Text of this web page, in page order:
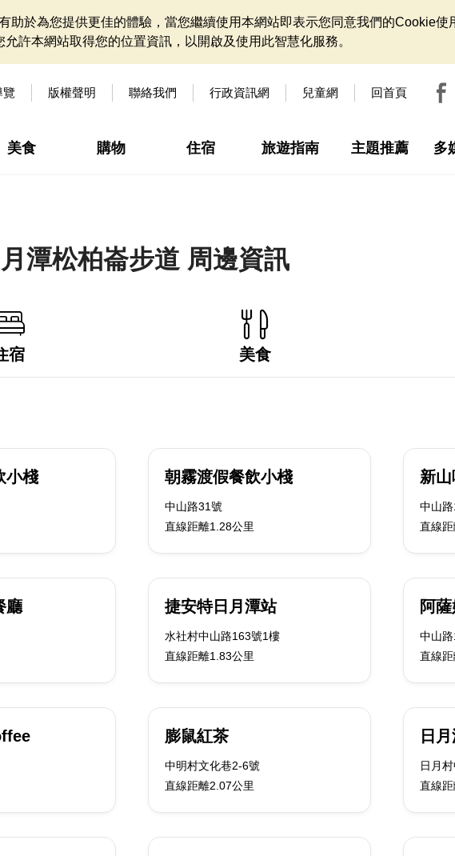
於為您提供更佳的體驗，當您繼續使用本網站即表示您同意我們的Cookie使
許本網站取得您的位置資訊，以開啟及使用此智慧化服務。
覽 版權聲明 聯絡我們 行政資訊網 兒童網 回首頁
美食 購物 住宿 旅遊指南 主題推薦 多
月潭松柏崙步道 周邊資訊
宿 美食
小棧 朝霧渡假餐飲小棧
中山路31號
直線距離1.28公里
新
中山
直線
廳 捷安特日月潭站
水社村中山路163號1樓
直線距離1.83公里
阿
中山
直線
膨鼠紅茶
中明村文化巷2-6號
直線距離2.07公里
日
日月
直線